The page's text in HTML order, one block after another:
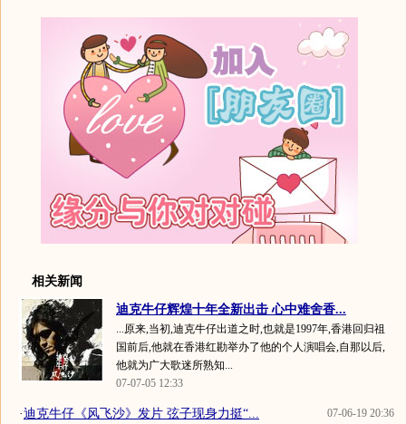
相关新闻
迪克牛仔辉煌十年全新出击 心中难舍香...
...原来,当初,迪克牛仔出道之时,也就是1997年,香港回归祖
国前后,他就在香港红勘举办了他的个人演唱会,自那以后,
他就为广大歌迷所熟知...
07-07-05 12:33
07-06-19 20:36
·迪克牛仔《风飞沙》发片 弦子现身力挺“...